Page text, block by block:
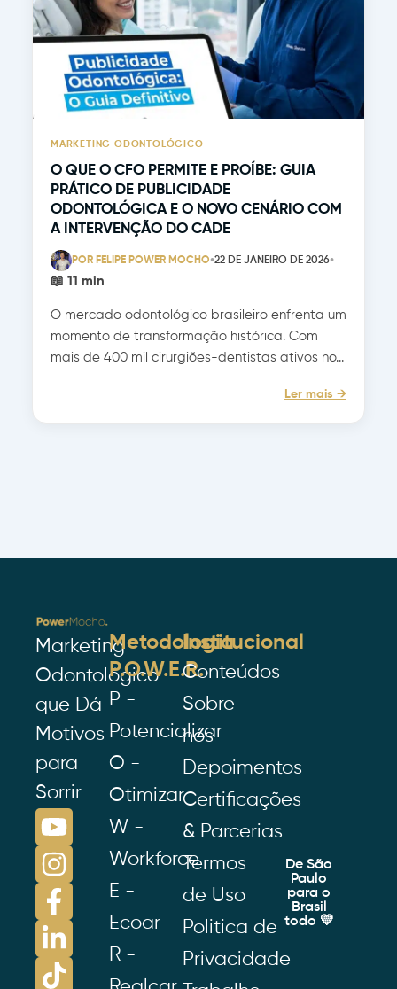
MARKETING ODONTOLÓGICO
O QUE O CFO PERMITE E PROÍBE: GUIA
PRÁTICO DE PUBLICIDADE
ODONTOLÓGICA E O NOVO CENÁRIO COM
A INTERVENÇÃO DO CADE
POR FELIPE POWER MOCHO•22 DE JANEIRO DE 2026•
📖 11 min
O mercado odontológico brasileiro enfrenta um
momento de transformação histórica. Com
mais de 400 mil cirurgiões-dentistas ativos no...
Ler mais →
Marketing
Odontológico
que Dá
Motivos
para
Sorrir
Metodologia
P.O.W.E.R.
P -
Potencializar
O -
Otimizar
W -
Workforce
E -
Ecoar
R -
Institucional
Conteúdos
Sobre
nós
Depoimentos
Certificações
& Parcerias
Termos
de Uso
Politica de
Privacidade
De São
Paulo
para o
Brasil
todo 💛